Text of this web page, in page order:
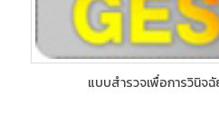
แบบสำรวจเพื่อการวินิจ